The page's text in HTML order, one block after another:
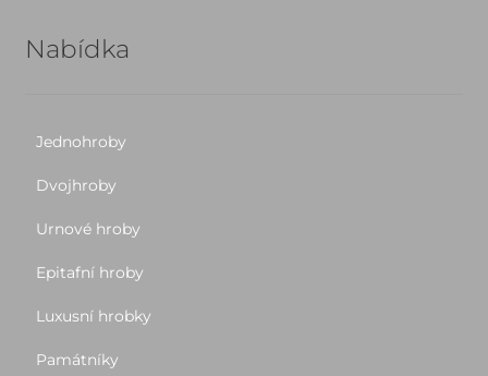
Nabídka
Jednohroby
Dvojhroby
Urnové hroby
Epitafní hroby
Luxusní hrobky
Památníky